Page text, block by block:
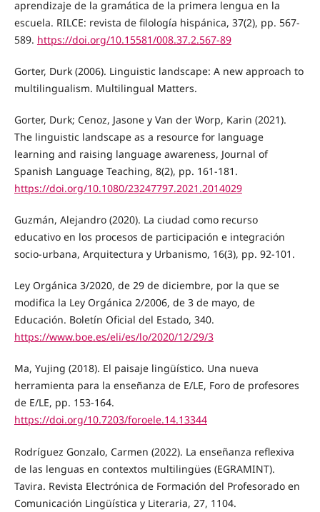
aprendizaje de la gramática de la primera lengua en la
escuela. RILCE: revista de filología hispánica, 37(2), pp. 567-
589. https://doi.org/10.15581/008.37.2.567-89
Gorter, Durk (2006). Linguistic landscape: A new approach to
multilingualism. Multilingual Matters.
Gorter, Durk; Cenoz, Jasone y Van der Worp, Karin (2021).
The linguistic landscape as a resource for language
learning and raising language awareness, Journal of
Spanish Language Teaching, 8(2), pp. 161-181.
https://doi.org/10.1080/23247797.2021.2014029
Guzmán, Alejandro (2020). La ciudad como recurso
educativo en los procesos de participación e integración
socio-urbana, Arquitectura y Urbanismo, 16(3), pp. 92-101.
Ley Orgánica 3/2020, de 29 de diciembre, por la que se
modifica la Ley Orgánica 2/2006, de 3 de mayo, de
Educación. Boletín Oficial del Estado, 340.
https://www.boe.es/eli/es/lo/2020/12/29/3
Ma, Yujing (2018). El paisaje lingüístico. Una nueva
herramienta para la enseñanza de E/LE, Foro de profesores
de E/LE, pp. 153-164.
https://doi.org/10.7203/foroele.14.13344
Rodríguez Gonzalo, Carmen (2022). La enseñanza reflexiva
de las lenguas en contextos multilingües (EGRAMINT).
Tavira. Revista Electrónica de Formación del Profesorado en
Comunicación Lingüística y Literaria, 27, 1104.